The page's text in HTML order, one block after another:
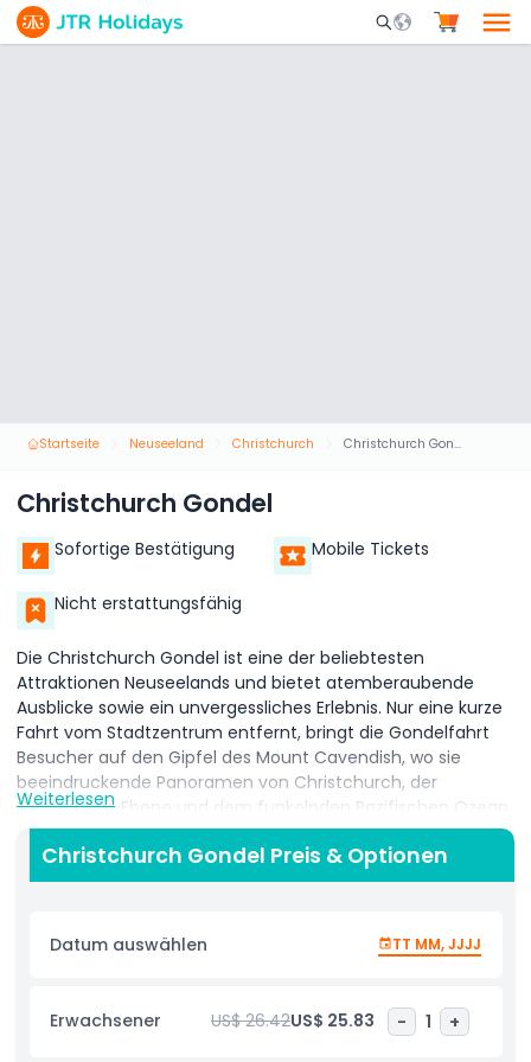
Mobile Search
Startseite Neuseeland Christchurch Christchurch Gondel
Christchurch Gondel
Sofortige Bestätigung Mobile Tickets
Nicht erstattungsfähig
Die Christchurch Gondel ist eine der beliebtesten
Attraktionen Neuseelands und bietet atemberaubende
Ausblicke sowie ein unvergessliches Erlebnis. Nur eine kurze
Fahrt vom Stadtzentrum entfernt, bringt die Gondelfahrt
Besucher auf den Gipfel des Mount Cavendish, wo sie
beeindruckende Panoramen von Christchurch, der
Canterbury-Ebene und dem funkelnden Pazifischen Ozean
genießen können. Es ist ein Muss für jeden, der die Region
erkundet.
mit den Jahreszeiten verändern. Oben angekommen, gibt
Genießen von Mahlzeiten oder Kaffee mit Blick auf die
Landschaft ein. Am Gipfel befindet sich außerdem ein
Weiterlesen
Christchurch Gondel Preis & Optionen
Datum auswählen TT MM, JJJJ
Erwachsener US$ 26.42US$ 25.83 - 1 +